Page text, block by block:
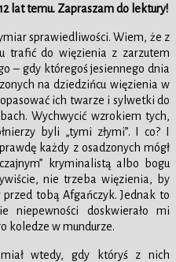
lat temu. Zapraszam do lektury!
sprawiedliwości. Wiem, że z
trafić do więzienia z zarzutem
– gdy któregoś jesiennego dnia
na dziedzińcu więzienia w
ich twarze i sylwetki do
Wychwycić wzrokiem tych,
byli „tymi złymi”. I co? I
każdy z osadzonych mógł
kryminalistą albo bogu
nie trzeba więzienia, by
tobą Afgańczyk. Jednak to
niepewności doskwierało mi
koledze w mundurze.
wtedy, gdy któryś z nich